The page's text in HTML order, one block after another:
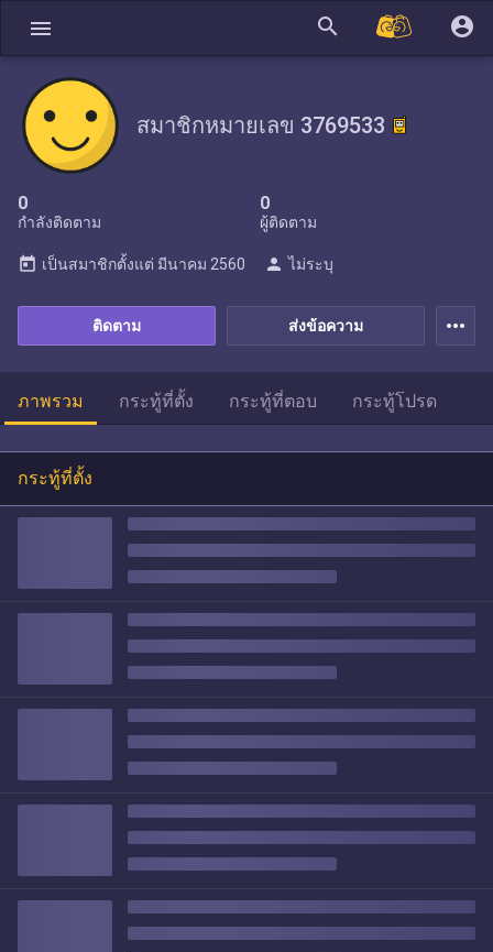
menu search account_circle
สมาชิกหมายเลข 3769533
0
กำลังติดตาม
0
ผู้ติดตาม
ส่งข้อความ
ติดตาม
today เป็นสมาชิกตั้งแต่ มีนาคม 2560 person ไม่ระบุ
more_horiz
ภาพรวม กระทู้ที่ตั้ง กระทู้ที่ตอบ กระทู้โปรด
กระทู้ที่ตั้ง